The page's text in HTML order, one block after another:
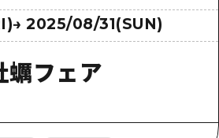
体験
文化
辺
東部
東部
混雑状況のお知らせ
預かり・配送サービス
関係者の皆さま
→2025/08/31(SUN)
蠣フェア